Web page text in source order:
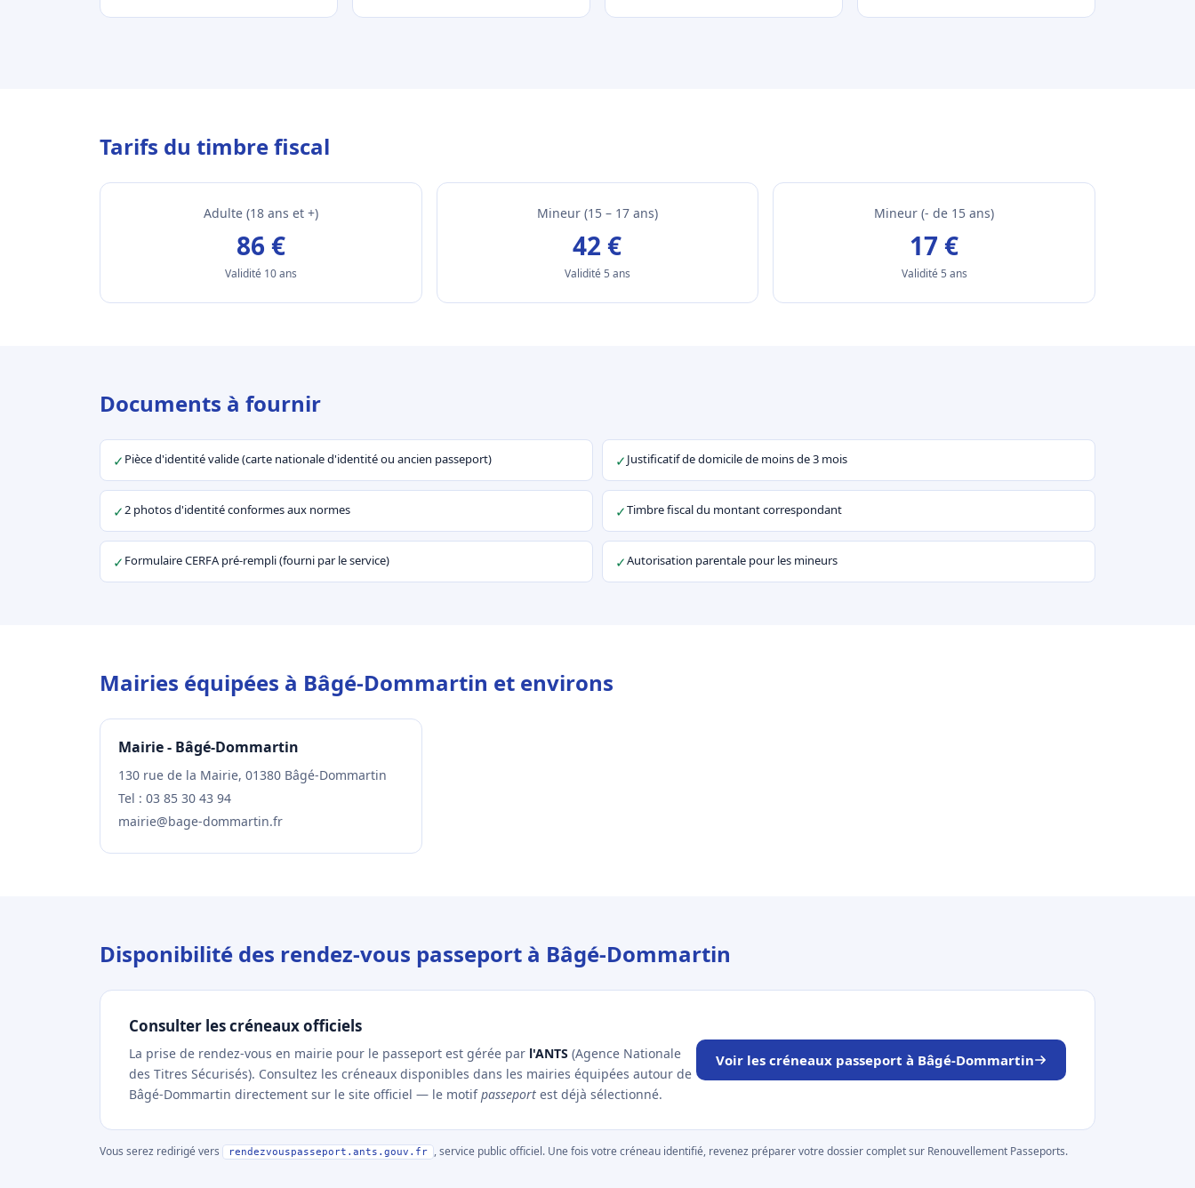
Tarifs du timbre fiscal
Adulte (18 ans et +)
86 €
Validité 10 ans
Mineur (15 – 17 ans)
42 €
Validité 5 ans
Mineur (- de 15 ans)
17 €
Validité 5 ans
Documents à fournir
✓ Pièce d'identité valide (carte nationale d'identité ou ancien passeport) ✓Justificatif de domicile de moins de 3 mois
✓2 photos d'identité conformes aux normes ✓Timbre fiscal du montant correspondant
✓ Formulaire CERFA pré-rempli (fourni par le service) ✓Autorisation parentale pour les mineurs
Mairies équipées à Bâgé-Dommartin et environs
Mairie - Bâgé-Dommartin
130 rue de la Mairie, 01380 Bâgé-Dommartin
Tel : 03 85 30 43 94
mairie@bage-dommartin.fr
Disponibilité des rendez-vous passeport à Bâgé-Dommartin
Consulter les créneaux officiels
La prise de rendez-vous en mairie pour le passeport est gérée par l'ANTS (Agence Nationale
des Titres Sécurisés). Consultez les créneaux disponibles dans les mairies équipées autour de
Bâgé-Dommartin directement sur le site officiel — le motifpasseport est déjà sélectionné.
Voir les créneaux passeport à Bâgé-Dommartin
Vous serez redirigé vers rendezvouspasseport.ants.gouv.fr , service public officiel. Une fois votre créneau identifié, revenez préparer votre dossier complet sur Renouvellement Passeports.